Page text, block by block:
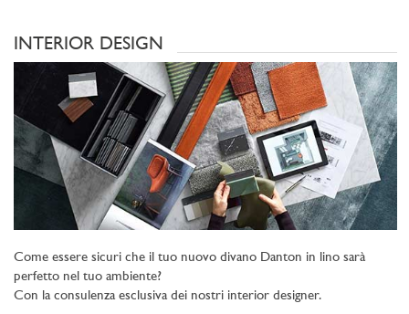
INTERIOR DESIGN
Come essere sicuri che il tuo nuovo divano Danton in lino sarà
perfetto nel tuo ambiente?
Con la consulenza esclusiva dei nostri interior designer.